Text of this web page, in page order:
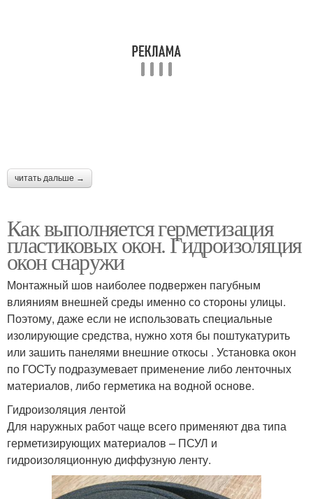
читать дальше →
Как выполняется герметизация
пластиковых окон. Гидроизоляция
окон снаружи
Монтажный шов наиболее подвержен пагубным
влияниям внешней среды именно со стороны улицы.
Поэтому, даже если не использовать специальные
изолирующие средства, нужно хотя бы поштукатурить
или зашить панелями внешние откосы . Установка окон
по ГОСТу подразумевает применение либо ленточных
материалов, либо герметика на водной основе.
Гидроизоляция лентой
Для наружных работ чаще всего применяют два типа
герметизирующих материалов – ПСУЛ и
гидроизоляционную диффузную ленту.